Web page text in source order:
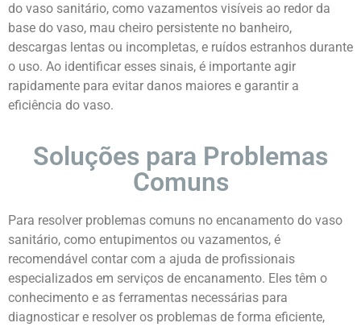
do vaso sanitário, como vazamentos visíveis ao redor da
base do vaso, mau cheiro persistente no banheiro,
descargas lentas ou incompletas, e ruídos estranhos durante
o uso. Ao identificar esses sinais, é importante agir
rapidamente para evitar danos maiores e garantir a
eficiência do vaso.
Soluções para Problemas
Comuns
Para resolver problemas comuns no encanamento do vaso
sanitário, como entupimentos ou vazamentos, é
recomendável contar com a ajuda de profissionais
especializados em serviços de encanamento. Eles têm o
conhecimento e as ferramentas necessárias para
diagnosticar e resolver os problemas de forma eficiente,